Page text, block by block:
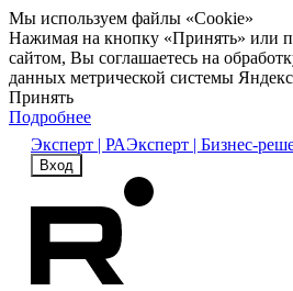
Мы используем файлы «Cookie»
Нажимая на кнопку «Принять» или
сайтом, Вы соглашаетесь на
данных метрической системы
Принять
Подробнее
Эксперт | РАЭксперт | Бизнес-
Вход